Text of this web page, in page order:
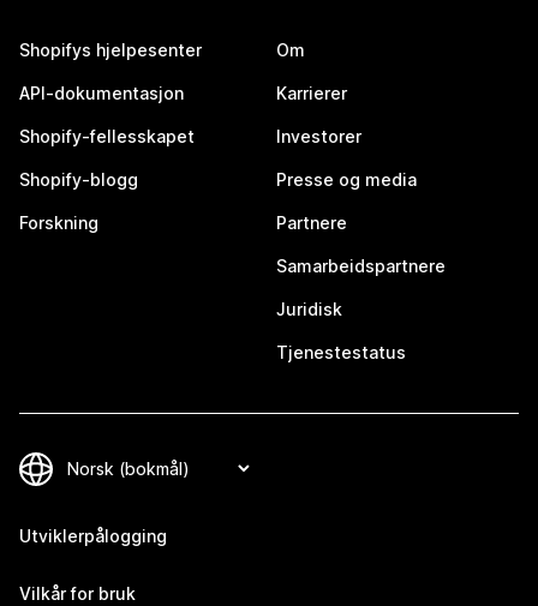
Shopifys hjelpesenter
API-dokumentasjon
Shopify-fellesskapet
Shopify-blogg
Forskning
Om
Karrierer
Investorer
Presse og media
Partnere
Samarbeidspartnere
Juridisk
Tjenestestatus
Utviklerpålogging
Vilkår for bruk